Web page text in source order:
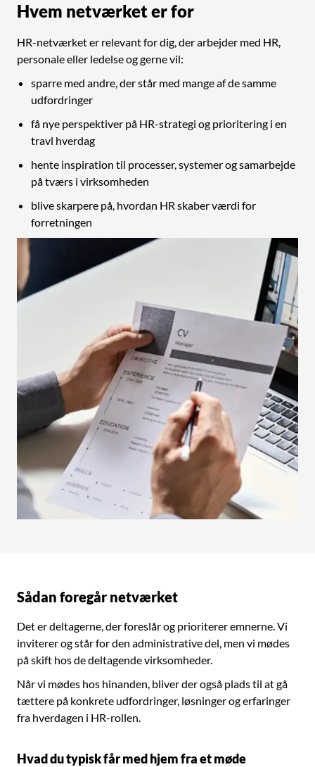
Hvem netværket er for
HR-netværket er relevant for dig, der arbejder med HR,
personale eller ledelse og gerne vil:
sparre med andre, der står med mange af de samme
udfordringer
få nye perspektiver på HR-strategi og prioritering i en
travl hverdag
hente inspiration til processer, systemer og samarbejde
på tværs i virksomheden
blive skarpere på, hvordan HR skaber værdi for
forretningen
Sådan foregår netværket
Det er deltagerne, der foreslår og prioriterer emnerne. Vi
inviterer og står for den administrative del, men vi mødes
på skift hos de deltagende virksomheder.
Når vi mødes hos hinanden, bliver der også plads til at gå
tættere på konkrete udfordringer, løsninger og erfaringer
fra hverdagen i HR-rollen.
Hvad du typisk får med hjem fra et møde